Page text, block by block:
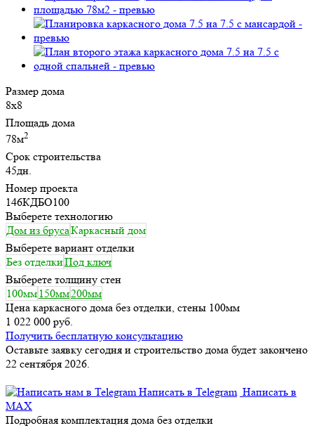
Размер дома
8х8
Площадь дома
78м2
Срок строительства
45дн.
Номер проекта
146КДБО100
Выберете технологию
Дом из брусаКаркасный дом
Выберете вариант отделки
Без отделкиПод ключ
Выберете толщину стен
100мм 150мм200мм
Цена каркасного дома без отделки, стены 100мм
1 022 000 руб.
Получить бесплатную консультацию
Оставьте заявку сегодня и строительство дома будет закончено
22 сентября 2026.
Написать в Telegram Написать в
MAX
Подробная комплектация дома без отделки